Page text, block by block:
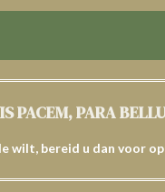
PACEM, PARA
wilt, bereid u dan voor